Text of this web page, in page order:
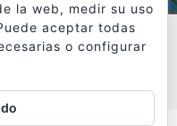
la web, medir su uso
aceptar todas
o configurar